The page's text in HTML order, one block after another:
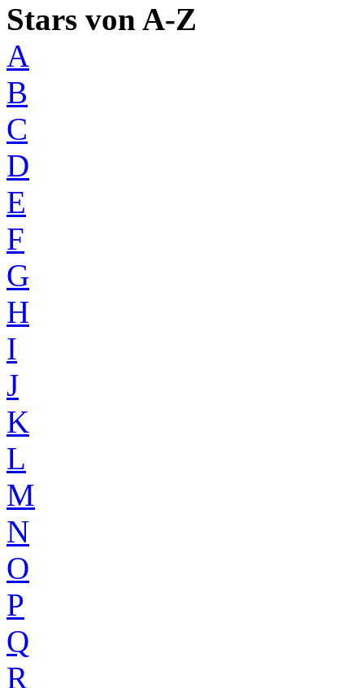
Stars von A-Z
A
B
C
D
E
F
G
H
I
J
K
L
M
N
O
P
Q
R